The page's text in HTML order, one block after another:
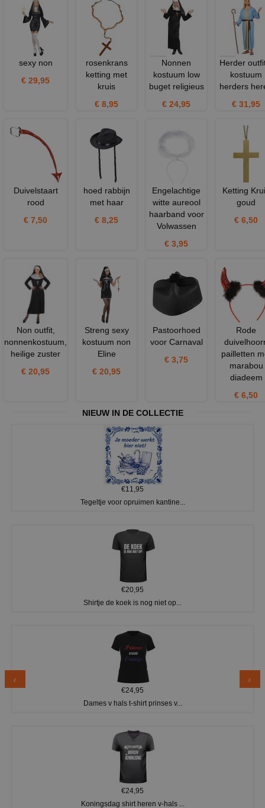
sexy non
€ 29,95
rosenkrans
ketting met
kruis
€ 8,95
Nonnen
kostuum low
buget religieus
€ 24,95
Herder
kostuum
herders
€ 31,95
Duivelstaart
rood
€ 7,50
hoed rabbijn
met haar
€ 8,25
Engelachtige
witte aureool
haarband voor
Volwassen
€ 3,95
Ketting
goud
€ 6,50
Non outfit,
nonnenkostuum,
heilige zuster
€ 20,95
Streng sexy
kostuum non
Eline
€ 20,95
Pastoorhoed
voor Carnaval
€ 3,75
Rode
pailletten
marabou
diadeem
€ 6,50
NIEUW IN DE COLLECTIE
€11,95
Tegeltje voor opruimen kantine...
€20,95
Shirtje de koek is nog niet op...
€24,95
Dames v hals t-shirt prinses v...
€24,95
Koningsdag shirt heren v-hals ...